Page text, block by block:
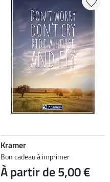
Kramer
Bon cadeau à imprimer
À partir de 5,00 €